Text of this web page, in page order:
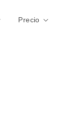
Precio